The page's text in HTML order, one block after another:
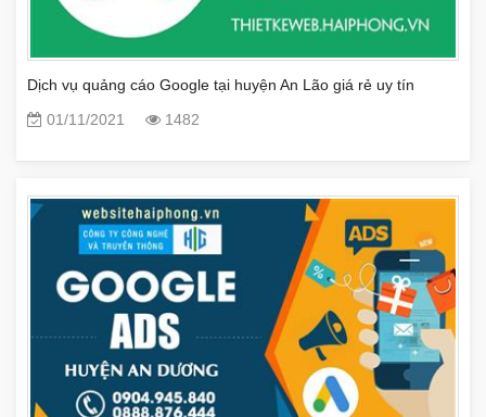
Dịch vụ quảng cáo Google tại huyện An Lão giá rẻ uy tín
01/11/2021
1482